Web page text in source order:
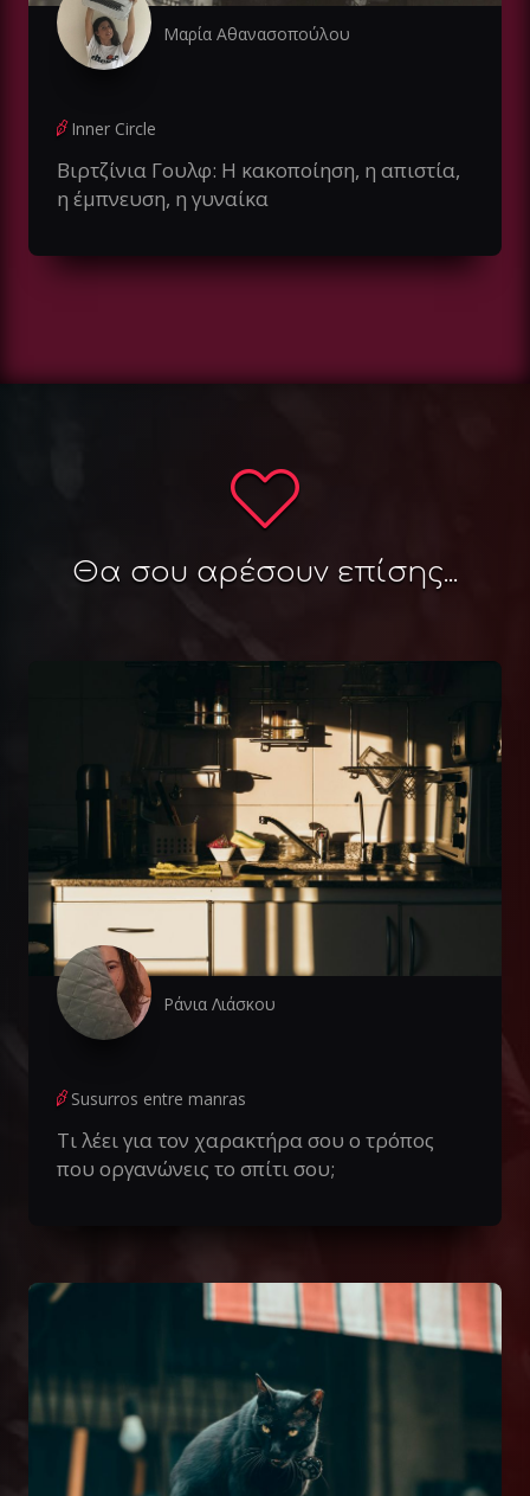
Μαρία Αθανασοπούλου
Inner Circle
Βιρτζίνια Γουλφ: Η κακοποίηση, η απιστία,
η έμπνευση, η γυναίκα
Θα σου αρέσουν επίσης...
Ράνια Λιάσκου
Susurros entre manras
Τι λέει για τον χαρακτήρα σου ο τρόπος
που οργανώνεις το σπίτι σου;